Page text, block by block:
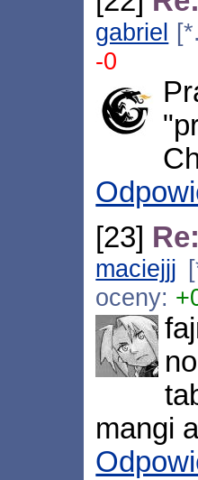
gabriel
-0
[23]
maciejjj
oceny:
mangi